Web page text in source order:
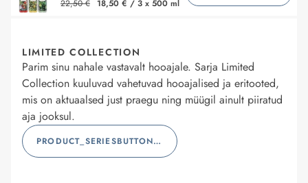
22,50 € 18,50 € / 3 x 500 ml
LIMITED COLLECTION
Parim sinu nahale vastavalt hooajale. Sarja Limited
Collection kuuluvad vahetuvad hooajalised ja eritooted,
mis on aktuaalsed just praegu ning müügil ainult piiratud
aja jooksul.
PRODUCT_SERIESBUTTONLABEL